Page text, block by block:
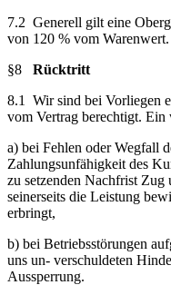
7.2 Generell gilt eine
von 120 % vom Warenwert.
§8 Rücktritt
8.1 Wir sind bei Vorliegen
vom Vertrag berechtigt.
a) bei Fehlen oder Wegfall
Zahlungsunfähigkeit des
zu setzenden Nachfrist Zug
seinerseits die Leistung
erbringt,
b) bei Betriebsstörungen
uns un- verschuldeten
Aussperrung.